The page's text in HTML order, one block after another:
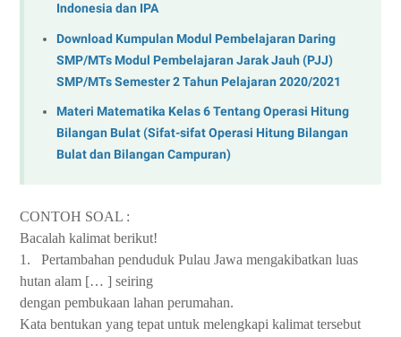
Indonesia dan IPA
Download Kumpulan Modul Pembelajaran Daring
SMP/MTs Modul Pembelajaran Jarak Jauh (PJJ)
SMP/MTs Semester 2 Tahun Pelajaran 2020/2021
Materi Matematika Kelas 6 Tentang Operasi Hitung
Bilangan Bulat (Sifat-sifat Operasi Hitung Bilangan
Bulat dan Bilangan Campuran)
CONTOH SOAL :
Bacalah kalimat berikut!
1.
Pertambahan penduduk Pulau Jawa mengakibatkan luas
hutan alam [… ] seiring
dengan pembukaan lahan perumahan.
Kata bentukan yang tepat untuk melengkapi kalimat tersebut